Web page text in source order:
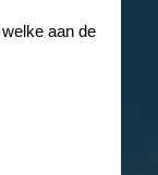
welke aan de